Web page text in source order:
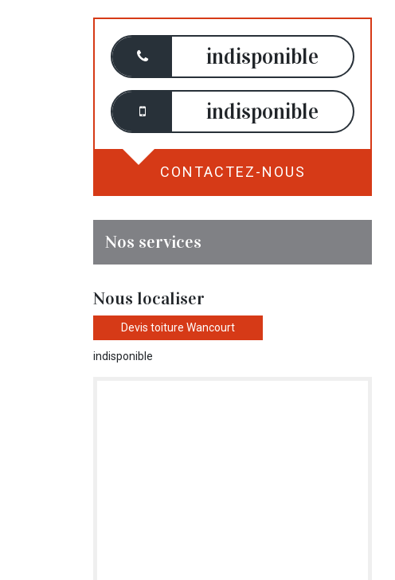
indisponible
indisponible
CONTACTEZ-NOUS
Nos services
Nous localiser
Devis toiture Wancourt
indisponible